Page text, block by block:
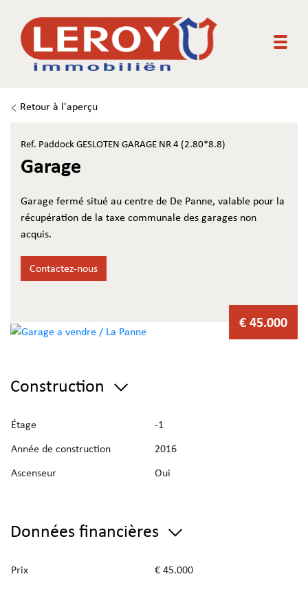
Retour à l'aperçu
Ref. Paddock GESLOTEN GARAGE NR 4 (2.80*8.8)
Garage
Garage fermé situé au centre de De Panne, valable pour la
récupération de la taxe communale des garages non
acquis.
Contactez-nous
€ 45.000
Construction
Étage
-1
Année de construction
2016
Ascenseur
Oui
Données financières
Prix € 45.000